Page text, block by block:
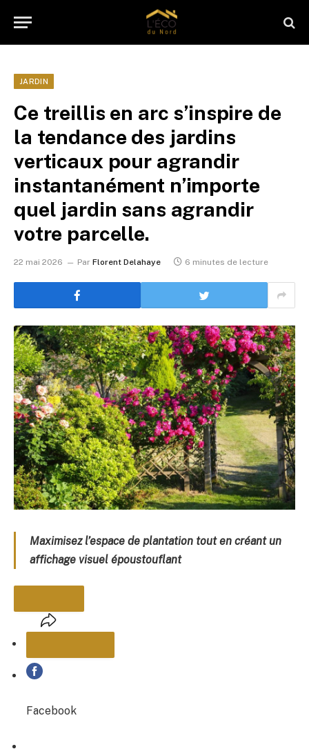
JARDIN
Ce treillis en arc s’inspire de
la tendance des jardins
verticaux pour agrandir
instantanément n’importe
quel jardin sans agrandir
votre parcelle.
22 mai 2026 Par Florent Delahaye 6 minutes de lecture
Maximisez l’espace de plantation tout en créant un
affichage visuel époustouflant
PARTAGER
Facebook